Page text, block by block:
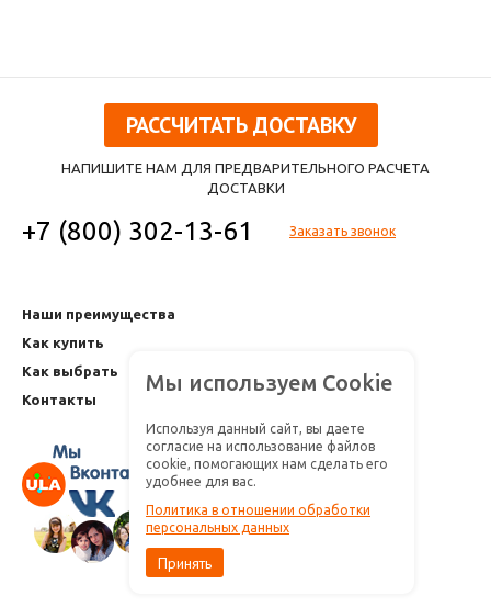
РАССЧИТАТЬ ДОСТАВКУ
НАПИШИТЕ НАМ ДЛЯ ПРЕДВАРИТЕЛЬНОГО РАСЧЕТА
ДОСТАВКИ
+7 (800) 302-13-61 Заказать звонок
Наши преимущества
Как купить
Как выбрать
Контакты
Мы используем Cookie
Используя данный сайт, вы даете
согласие на использование файлов
cookie, помогающих нам сделать его
удобнее для вас.
Политика в отношении обработки
персональных данных
Принять